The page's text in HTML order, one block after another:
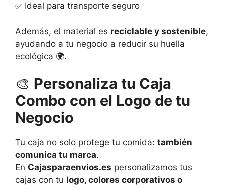
✅ Ideal para transporte seguro
Además, el material es reciclable y sostenible,
ayudando a tu negocio a reducir su huella
ecológica 🌍.
🎨 Personaliza tu Caja
Combo con el Logo de tu
Negocio
Tu caja no solo protege tu comida: también
comunica tu marca.
En Cajasparaenvios.es personalizamos tus
cajas con tu logo, colores corporativos o